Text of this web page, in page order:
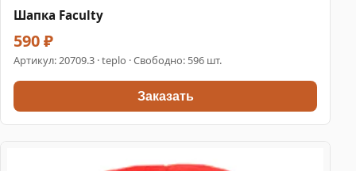
Шапка Faculty
590 ₽
Артикул:20709.3 · teplo · Свободно: 596 шт.
Заказать